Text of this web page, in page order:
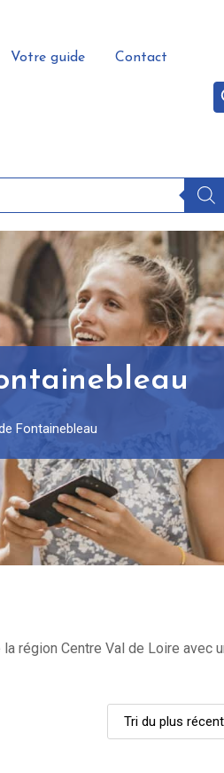
Votre guide Contact
Fontainebleau
région Centre Val de Loire avec